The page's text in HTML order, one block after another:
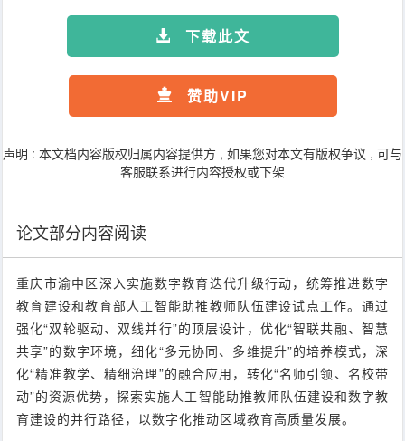
下载此文
赞助VIP
声明 : 本文档内容版权归属内容提供方 , 如果您对本文有版权争议 , 可与
客服联系进行内容授权或下架
论文部分内容阅读
重庆市渝中区深入实施数字教育迭代升级行动，统筹推进数字
教育建设和教育部人工智能助推教师队伍建设试点工作。通过
强化“双轮驱动、双线并行”的顶层设计，优化“智联共融、智慧
共享”的数字环境，细化“多元协同、多维提升”的培养模式，深
化“精准教学、精细治理”的融合应用，转化“名师引领、名校带
动”的资源优势，探索实施人工智能助推教师队伍建设和数字教
育建设的并行路径，以数字化推动区域教育高质量发展。